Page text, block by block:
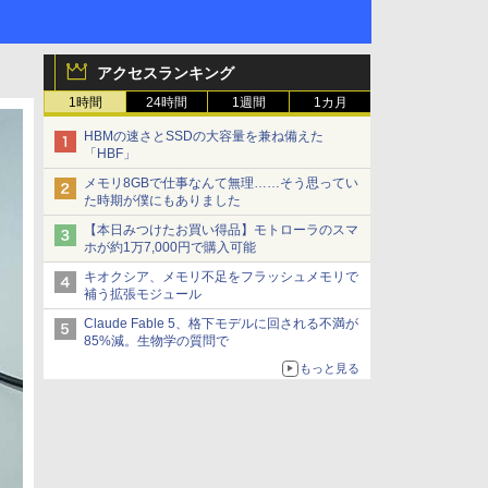
アクセスランキング
1時間 24時間 1週間 1カ月
HBMの速さとSSDの大容量を兼ね備えた
「HBF」
メモリ8GBで仕事なんて無理……そう思ってい
た時期が僕にもありました
【本日みつけたお買い得品】モトローラのスマ
ホが約1万7,000円で購入可能
キオクシア、メモリ不足をフラッシュメモリで
補う拡張モジュール
Claude Fable 5、格下モデルに回される不満が
85%減。生物学の質問で
もっと見る